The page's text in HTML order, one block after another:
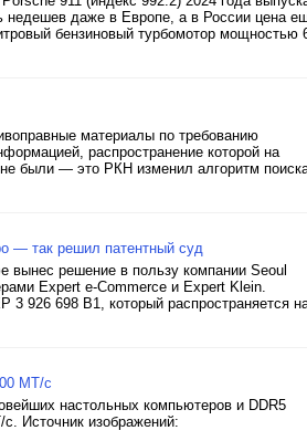
недешев даже в Европе, а в России цена
бензиновый турбомотор мощностью
материалы по требованию
распространение которой на
были — это РКН изменил алгоритм
— так решил патентный суд
вынес решение в пользу компании Seoul
Expert e-Commerce и Expert Klein.
3 926 698 B1, который распространяется
МТ/с
настольных компьютеров и DDR5
Источник изображений: